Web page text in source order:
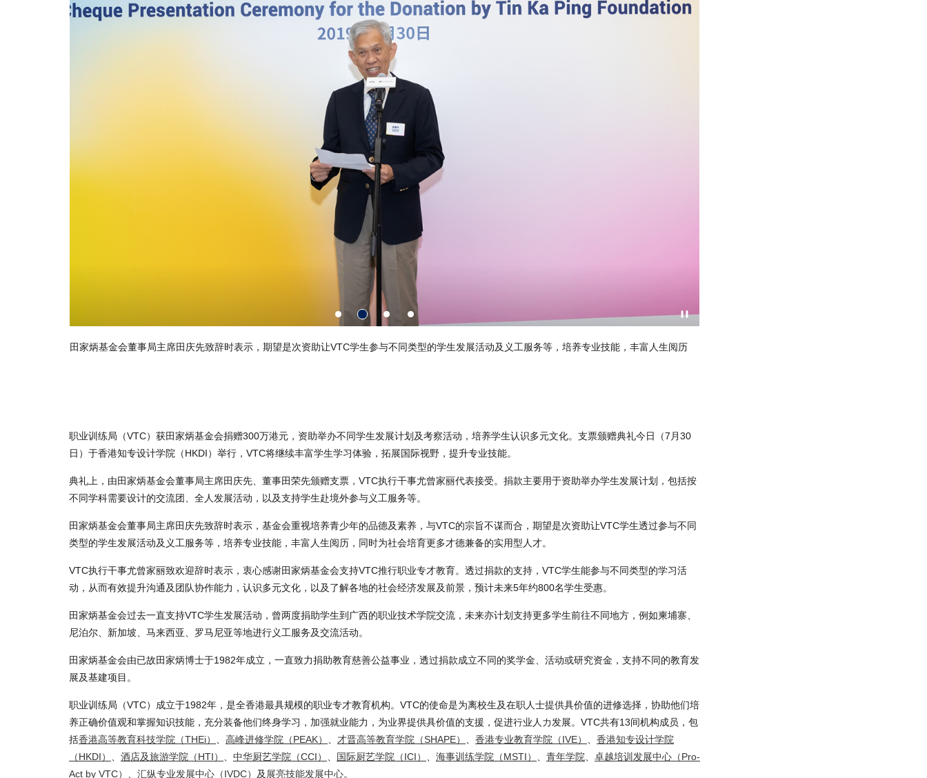
田家炳基金会董事局主席田庆先致辞时表示，期望是次资助让VTC学生参与不同类型的学生发展活动及义工服务等，培养专业技能，丰富人生阅历 VTC执行干事尤曾家丽致欢迎辞时表示，衷心感谢田家炳
职业训练局（VTC）获田家炳基金会捐赠300万港元，资助举办不同学生发展计划及考察活动，培养学生认识多元文化。支票颁赠典礼今日（7月30
日）于香港知专设计学院（HKDI）举行，VTC将继续丰富学生学习体验，拓展国际视野，提升专业技能。
典礼上，由田家炳基金会董事局主席田庆先、董事田荣先颁赠支票，VTC执行干事尤曾家丽代表接受。捐款主要用于资助举办学生发展计划，包括按
不同学科需要设计的交流团、全人发展活动，以及支持学生赴境外参与义工服务等。
田家炳基金会董事局主席田庆先致辞时表示，基金会重视培养青少年的品德及素养，与VTC的宗旨不谋而合，期望是次资助让VTC学生透过参与不同
类型的学生发展活动及义工服务等，培养专业技能，丰富人生阅历，同时为社会培育更多才德兼备的实用型人才。
VTC执行干事尤曾家丽致欢迎辞时表示，衷心感谢田家炳基金会支持VTC推行职业专才教育。透过捐款的支持，VTC学生能参与不同类型的学习活
动，从而有效提升沟通及团队协作能力，认识多元文化，以及了解各地的社会经济发展及前景，预计未来5年约800名学生受惠。
田家炳基金会过去一直支持VTC学生发展活动，曾两度捐助学生到广西的职业技术学院交流，未来亦计划支持更多学生前往不同地方，例如柬埔寨、
尼泊尔、新加坡、马来西亚、罗马尼亚等地进行义工服务及交流活动。
田家炳基金会由已故田家炳博士于1982年成立，一直致力捐助教育慈善公益事业，透过捐款成立不同的奖学金、活动或研究资金，支持不同的教育发
展及基建项目。
职业训练局（VTC）成立于1982年，是全香港最具规模的职业专才教育机构。VTC的使命是为离校生及在职人士提供具价值的进修选择，协助他们培
养正确价值观和掌握知识技能，充分装备他们终身学习，加强就业能力，为业界提供具价值的支援，促进行业人力发展。VTC共有13间机构成员，包
括香港高等教育科技学院（THEi） 高峰进修学院（PEAK） 才晋高等教育学院（SHAPE） 香港专业教育学院（IVE）
香港知专设计学院
（HKDI）
酒店及旅游学院（HTI） 中华厨艺学院（CCI） 国际厨艺学院（ICI） 海事训练学院（MSTI） 青年学院
卓越培训发展中心（Pro-
Act by VTC）
汇纵专业发展中心（IVDC） 及 展亮技能发展中心。